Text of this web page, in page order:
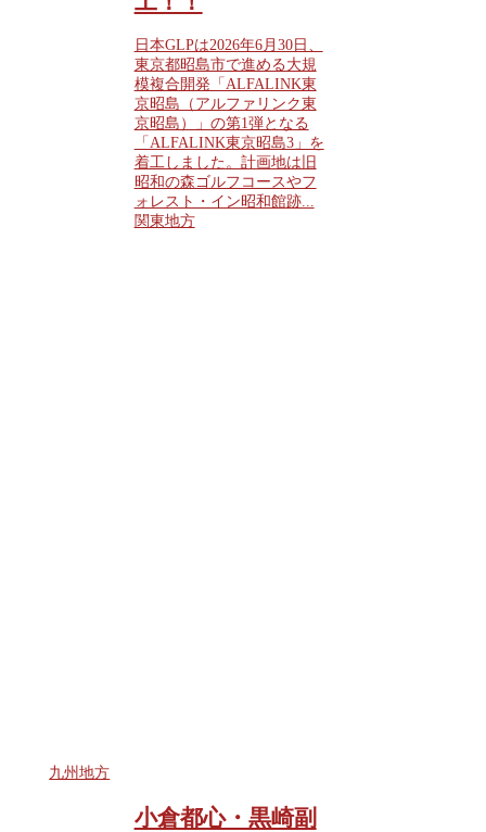
日本GLPは2026年6月30日、
東京都昭島市で進める大規
模複合開発「ALFALINK東
京昭島（アルファリンク東
京昭島）」の第1弾となる
「ALFALINK東京昭島3」を
着工しました。計画地は旧
昭和の森ゴルフコースやフ
ォレスト・イン昭和館跡...
関東地方
九州地方
小倉都心・黒崎副